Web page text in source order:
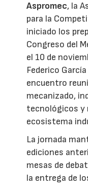
Aspromec, la
para la
iniciado los
Congreso del
el 10 de
Federico
encuentro
mecanizado,
tecnológicos y
ecosistema
La jornada
ediciones
mesas de
la entrega de